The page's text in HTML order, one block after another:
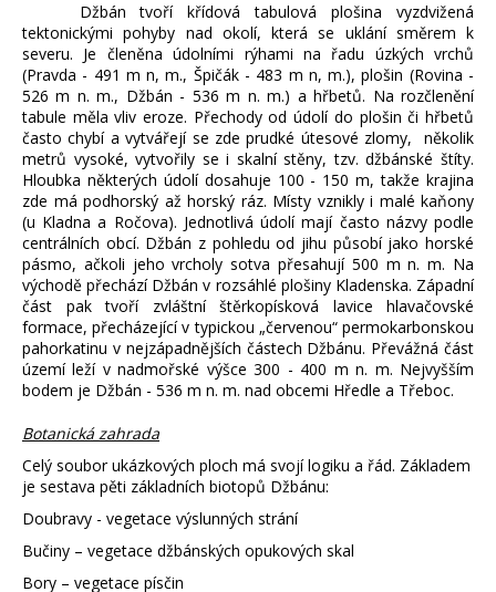
Džbán tvoří křídová tabulová plošina vyzdvižená
tektonickými pohyby nad okolí, která se uklání směrem k
severu. Je členěna údolními rýhami na řadu úzkých vrchů
(Pravda - 491 m n, m., Špičák - 483 m n, m.), plošin (Rovina -
526 m n. m., Džbán - 536 m n. m.) a hřbetů. Na rozčlenění
tabule měla vliv eroze. Přechody od údolí do plošin či hřbetů
často chybí a vytvářejí se zde prudké útesové zlomy, několik
metrů vysoké, vytvořily se i skalní stěny, tzv. džbánské štíty.
Hloubka některých údolí dosahuje 100 - 150 m, takže krajina
zde má podhorský až horský ráz. Místy vznikly i malé kaňony
(u Kladna a Ročova). Jednotlivá údolí mají často názvy podle
centrálních obcí. Džbán z pohledu od jihu působí jako horské
pásmo, ačkoli jeho vrcholy sotva přesahují 500 m n. m. Na
východě přechází Džbán v rozsáhlé plošiny Kladenska. Západní
část pak tvoří zvláštní štěrkopísková lavice hlavačovské
formace, přecházející v typickou „červenou“ permokarbonskou
pahorkatinu v nejzápadnějších částech Džbánu. Převážná část
území leží v nadmořské výšce 300 - 400 m n. m. Nejvyšším
bodem je Džbán - 536 m n. m. nad obcemi Hředle a Třeboc.
Botanická zahrada
Celý soubor ukázkových ploch má svojí logiku a řád. Základem
je sestava pěti základních biotopů Džbánu:
Doubravy - vegetace výslunných strání
Bučiny – vegetace džbánských opukových skal
Bory – vegetace písčin